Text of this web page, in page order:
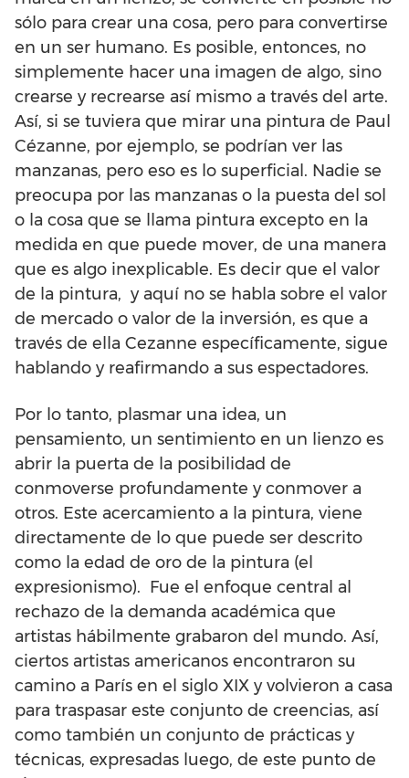
sólo para crear una cosa, pero para convertirse
en un ser humano. Es posible, entonces, no
simplemente hacer una imagen de algo, sino
crearse y recrearse así mismo a través del arte.
Así, si se tuviera que mirar una pintura de Paul
Cézanne, por ejemplo, se podrían ver las
manzanas, pero eso es lo superficial. Nadie se
preocupa por las manzanas o la puesta del sol
o la cosa que se llama pintura excepto en la
medida en que puede mover, de una manera
que es algo inexplicable. Es decir que el valor
de la pintura, y aquí no se habla sobre el valor
de mercado o valor de la inversión, es que a
través de ella Cezanne específicamente, sigue
hablando y reafirmando a sus espectadores.
Por lo tanto, plasmar una idea, un
pensamiento, un sentimiento en un lienzo es
abrir la puerta de la posibilidad de
conmoverse profundamente y conmover a
otros. Este acercamiento a la pintura, viene
directamente de lo que puede ser descrito
como la edad de oro de la pintura (el
expresionismo). Fue el enfoque central al
rechazo de la demanda académica que
artistas hábilmente grabaron del mundo. Así,
ciertos artistas americanos encontraron su
camino a París en el siglo XIX y volvieron a casa
para traspasar este conjunto de creencias, así
como también un conjunto de prácticas y
técnicas, expresadas luego, de este punto de